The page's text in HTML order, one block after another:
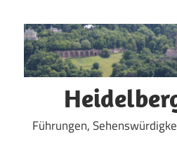
Inhalt
springen
Führungen,